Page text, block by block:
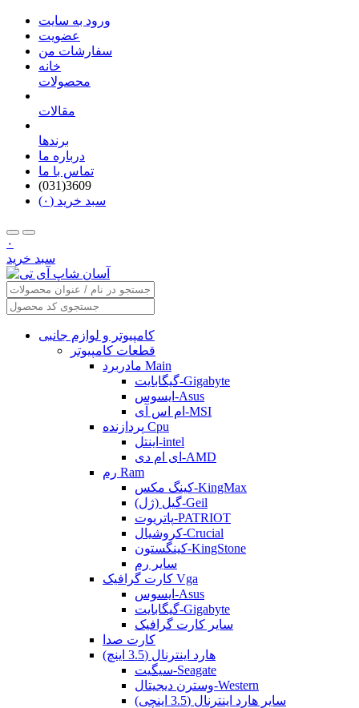
ورود به سایت
عضویت
سفارشات من
خانه
محصولات
مقالات
برندها
درباره ما
تماس با ما
(031)3609
سبد خرید (۰)
۰
سبد خرید
کامپیوتر و لوازم جانبی
قطعات کامپیوتر
مادربرد Main
گیگابایت-Gigabyte
ایسوس-Asus
ام اس آی-MSI
پردازنده Cpu
اینتل-intel
ای ام دی-AMD
رم Ram
کینگ مکس-KingMax
گیل (ژل)-Geil
پاتریوت-PATRIOT
کروشیال-Crucial
کینگستون-KingStone
سایر رم
کارت گرافیک Vga
ایسوس-Asus
گیگابایت-Gigabyte
سایر کارت گرافیک
کارت صدا
هارد اینترنال (3.5 اینچ)
سیگیت-Seagate
وسترن دیجیتال-Western
سایر هارد اینترنال (3.5 اینچی)